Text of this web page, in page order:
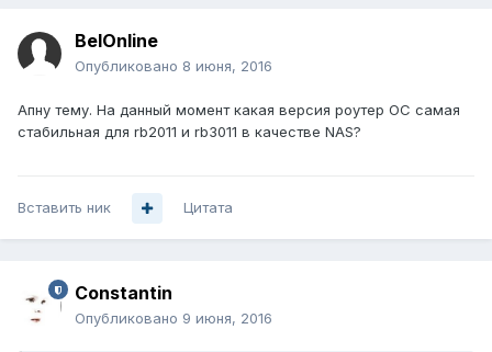
BelOnline
Опубликовано 8 июня, 2016
Апну тему. На данный момент какая версия роутер ОС самая
стабильная для rb2011 и rb3011 в качестве NAS?
Вставить ник Цитата
Constantin
Опубликовано 9 июня, 2016